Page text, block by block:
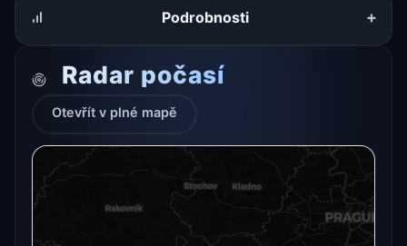
Podrobnosti +
Radar počasí
Otevřít v plné mapě
Radarový snímek momentálně není dostupný.